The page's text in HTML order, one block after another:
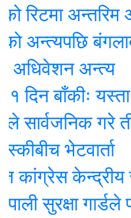
अन्तरिम
अन्त्य
बाँकीः यस्ता छन्
गरे तीन वर्षे
भेटवार्ता
केन्द्रीय
सुरक्षा गार्डले